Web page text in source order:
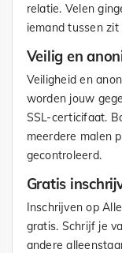
relatie. Velen
iemand tussen
Veilig en
Veiligheid en
worden jouw
SSL-certicifaat.
meerdere malen
gecontroleerd.
Gratis
Inschrijven op
gratis. Schrijf je
andere